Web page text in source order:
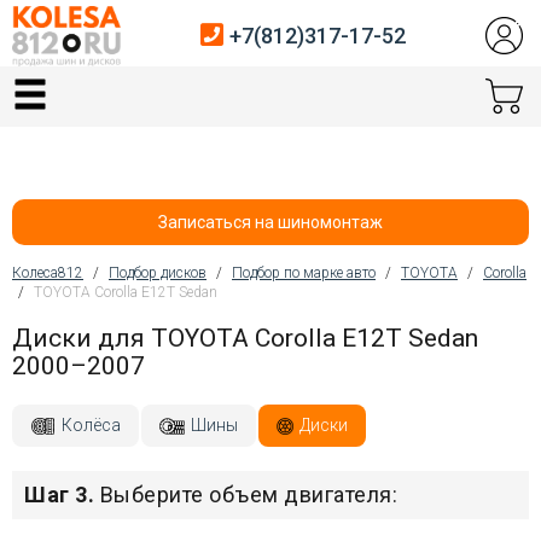
Главная
Автосервис
Услуги шиномонтажа
Хранение шин
+7(812)317-17-52
Записаться на шиномонтаж
Вы здесь
Колеса812 / Подбор дисков / Подбор по марке авто / TOYOTA /
Corolla
/ TOYOTA Corolla E12T Sedan
Диски для TOYOTA Corolla E12T Sedan
2000–2007
Колёса Шины Диски
Шаг 3. Выберите объем двигателя: